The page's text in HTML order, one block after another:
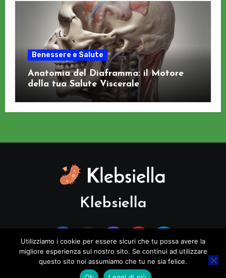
Benessere e Salute
Anatomia del Diaframma: il Motore
della tua Salute Viscerale
Klebsiella
Utilizziamo i cookie per essere sicuri che tu possa avere la
migliore esperienza sul nostro sito. Se continui ad utilizzare
questo sito noi assumiamo che tu ne sia felice.